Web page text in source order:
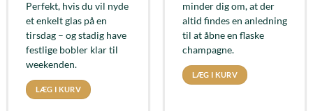
Perfekt, hvis du vil nyde
et enkelt glas på en
tirsdag – og stadig have
festlige bobler klar til
weekenden.
LÆG I KURV
minder dig om, at der
altid findes en anledning
til at åbne en flaske
champagne.
LÆG I KURV